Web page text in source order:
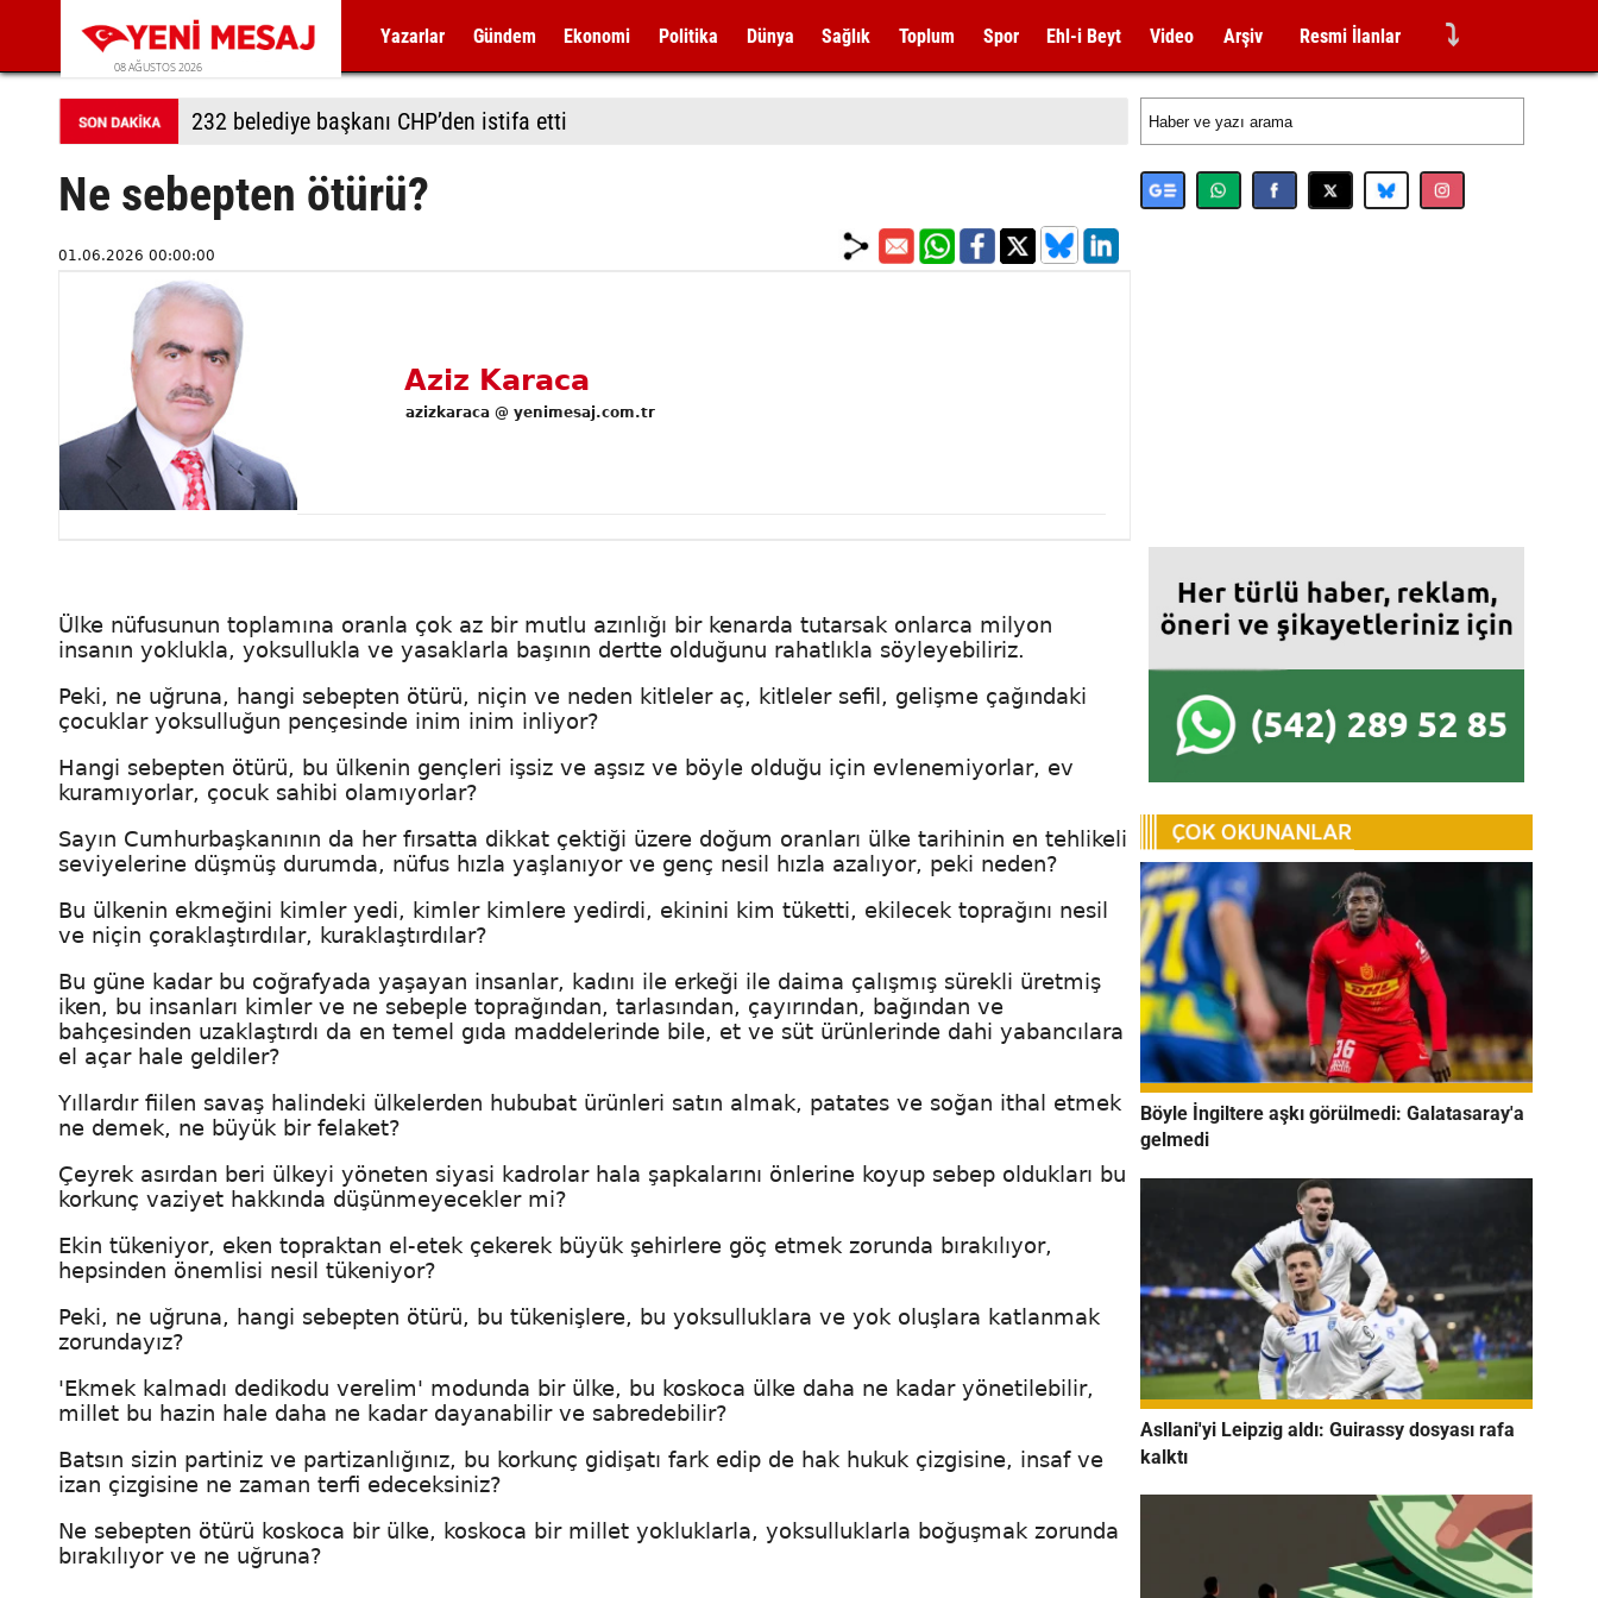
08 AĞUSTOS 2026
Yazarlar Gündem Ekonomi Politika Dünya Sağlık Toplum Spor Ehl-i Beyt Video Arşiv Resmi İlanlar ⤵
232 belediye başkanı CHP’den istifa etti
Ne sebepten ötürü?
01.06.2026 00:00:00
Aziz Karaca
azizkaraca @ yenimesaj.com.tr
Ülke nüfusunun toplamına oranla çok az bir mutlu azınlığı bir kenarda tutarsak onlarca milyon
insanın yoklukla, yoksullukla ve yasaklarla başının dertte olduğunu rahatlıkla söyleyebiliriz.
Peki, ne uğruna, hangi sebepten ötürü, niçin ve neden kitleler aç, kitleler sefil, gelişme çağındaki
çocuklar yoksulluğun pençesinde inim inim inliyor?
Hangi sebepten ötürü, bu ülkenin gençleri işsiz ve aşsız ve böyle olduğu için evlenemiyorlar, ev
kuramıyorlar, çocuk sahibi olamıyorlar?
Sayın Cumhurbaşkanının da her fırsatta dikkat çektiği üzere doğum oranları ülke tarihinin en tehlikeli
seviyelerine düşmüş durumda, nüfus hızla yaşlanıyor ve genç nesil hızla azalıyor, peki neden?
Bu ülkenin ekmeğini kimler yedi, kimler kimlere yedirdi, ekinini kim tüketti, ekilecek toprağını nesil
ve niçin çoraklaştırdılar, kuraklaştırdılar?
Bu güne kadar bu coğrafyada yaşayan insanlar, kadını ile erkeği ile daima çalışmış sürekli üretmiş
iken, bu insanları kimler ve ne sebeple toprağından, tarlasından, çayırından, bağından ve
bahçesinden uzaklaştırdı da en temel gıda maddelerinde bile, et ve süt ürünlerinde dahi yabancılara
el açar hale geldiler?
Yıllardır fiilen savaş halindeki ülkelerden hububat ürünleri satın almak, patates ve soğan ithal etmek
ne demek, ne büyük bir felaket?
Çeyrek asırdan beri ülkeyi yöneten siyasi kadrolar hala şapkalarını önlerine koyup sebep oldukları bu
korkunç vaziyet hakkında düşünmeyecekler mi?
Ekin tükeniyor, eken topraktan el-etek çekerek büyük şehirlere göç etmek zorunda bırakılıyor,
hepsinden önemlisi nesil tükeniyor?
Peki, ne uğruna, hangi sebepten ötürü, bu tükenişlere, bu yoksulluklara ve yok oluşlara katlanmak
zorundayız?
'Ekmek kalmadı dedikodu verelim' modunda bir ülke, bu koskoca ülke daha ne kadar yönetilebilir,
millet bu hazin hale daha ne kadar dayanabilir ve sabredebilir?
Batsın sizin partiniz ve partizanlığınız, bu korkunç gidişatı fark edip de hak hukuk çizgisine, insaf ve
izan çizgisine ne zaman terfi edeceksiniz?
Ne sebepten ötürü koskoca bir ülke, koskoca bir millet yokluklarla, yoksulluklarla boğuşmak zorunda
bırakılıyor ve ne uğruna?
Böyle İngiltere aşkı görülmedi: Galatasaray'a
gelmedi
Asllani'yi Leipzig aldı: Guirassy dosyası rafa
kalktı